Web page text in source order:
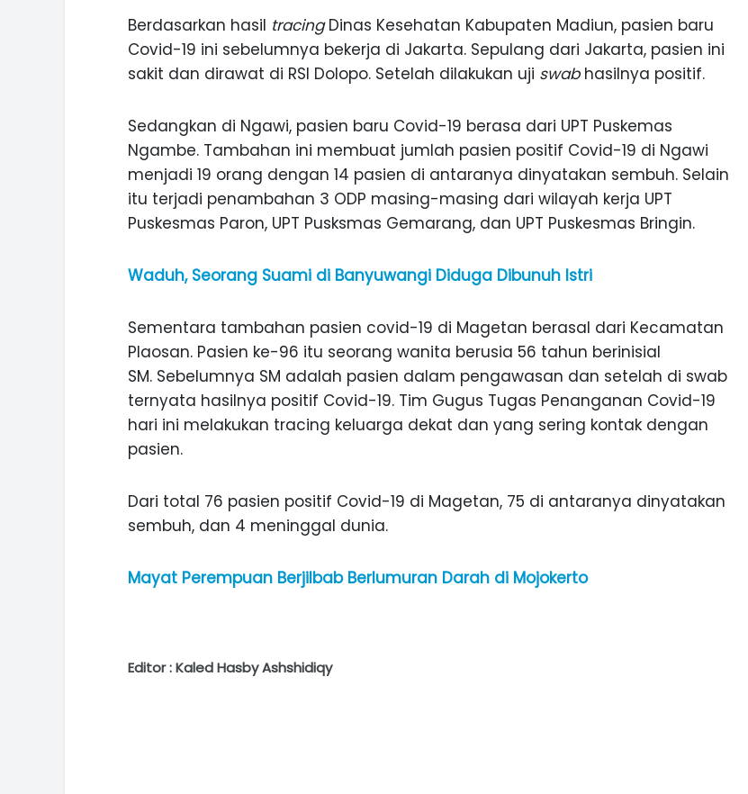
Berdasarkan hasil tracingDinas Kesehatan Kabupaten Madiun, pasien baru
Covid-19 ini sebelumnya bekerja di Jakarta. Sepulang dari Jakarta, pasien ini
sakit dan dirawat di RSI Dolopo. Setelah dilakukan uji swabhasilnya positif.
Sedangkan di Ngawi, pasien baru Covid-19 berasa dari UPT Puskemas
Ngambe. Tambahan ini membuat jumlah pasien positif Covid-19 di Ngawi
menjadi 19 orang dengan 14 pasien di antaranya dinyatakan sembuh. Selain
itu terjadi penambahan 3 ODP masing-masing dari wilayah kerja UPT
Puskesmas Paron, UPT Pusksmas Gemarang, dan UPT Puskesmas Bringin.
Waduh, Seorang Suami di Banyuwangi Diduga Dibunuh Istri
Sementara tambahan pasien covid-19 di Magetan berasal dari Kecamatan
Plaosan. Pasien ke-96 itu seorang wanita berusia 56 tahun berinisial
SM. Sebelumnya SM adalah pasien dalam pengawasan dan setelah di swab
ternyata hasilnya positif Covid-19. Tim Gugus Tugas Penanganan Covid-19
hari ini melakukan tracing keluarga dekat dan yang sering kontak dengan
pasien.
Dari total 76 pasien positif Covid-19 di Magetan, 75 di antaranya dinyatakan
sembuh, dan 4 meninggal dunia.
Mayat Perempuan Berjilbab Berlumuran Darah di Mojokerto
Editor : Kaled Hasby Ashshidiqy
MANIS, LEGIT, DAN PAHIT, NIKMATNYA
DURIAN SEGULUNG MADIUN
NGANJUK SEKOLAH DI SMPN SARADAN
SEJAK 1996